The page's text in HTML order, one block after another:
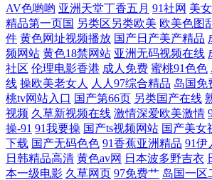
合欧美后入 人人干人人妻69 91孕妇被操大片 韩
最新au偷拍91视频 东京热导航大乱 91视频福利网
蕉老司机 婷婷综合影院 97社国产视频 极品色视
91视频你懂的老司机 午夜无码精品福利 91四虎影
口Av 三级国产精品在线 91黄色链接 国产精品区
AV色哟哟 亚洲天堂丁香五月 91社网 美
精品第一页国 另类区另类欧美 欧美色图
件 黄色网址视频播放 国产日产美产精品
频网站 黄色18禁网站 亚洲无码视频在线
社区 伦理电影香港 成人免费 蜜桃91色色
线 操欧美老女人 人人97综合精品 岛国免
桃tv网站入口 国产第66页 另类国产在线
视频 久草新视频在线 激情深爱欧美激情
操-91 91我要操 国产ts视频网站 国产美女
下载 国产无码色色 91香蕉亚洲精品 91伊
日韩精品高清 黄色av网 日本波多野吉衣
本一级电影 久草网页 97免费艹 岛国一区